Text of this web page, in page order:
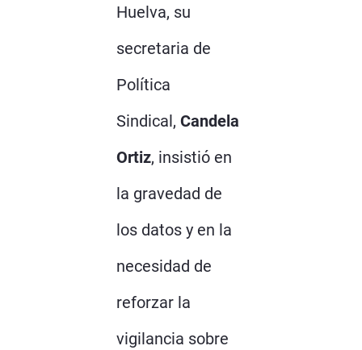
Huelva, su
secretaria de
Política
Sindical, Candela
Ortiz, insistió en
la gravedad de
los datos y en la
necesidad de
reforzar la
vigilancia sobre